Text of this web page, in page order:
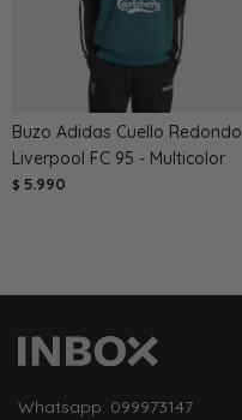
Buzo Adidas Cuello Redondo
Liverpool FC 95 - Multicolor
$ 5.990
Whatsapp: 099973147